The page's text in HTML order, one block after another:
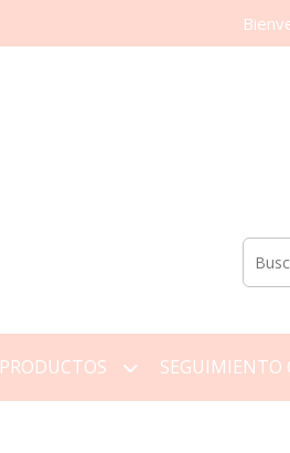
PRODUCTOS SEGUIMIENTO